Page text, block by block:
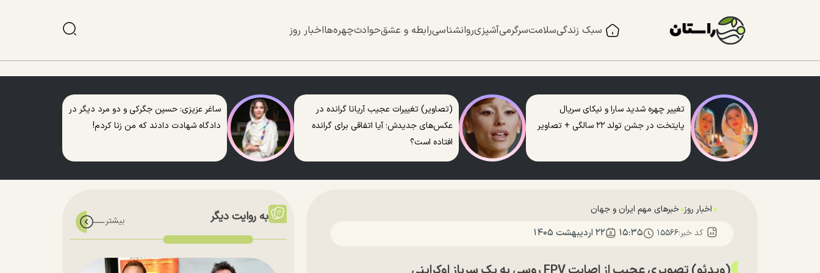
سبک زندگیسلامتسرگرمیآشپزیروانشناسیرابطه و عشقحوادثچهره‌هااخبار روز
تغییر چهره شدید سارا و نیکای سریال
پایتخت در جشن تولد ۲۲ سالگی + تصاویر
(تصاویر) تغییرات عجیب آریانا گرانده در
عکس‌های جدیدش؛ آیا اتفاقی برای گرانده
افتاده است؟
ساغر عزیزی: حسین جگرکی و دو مرد دیگر در
دادگاه شهادت دادند که من زنا کردم!
اخبار روز خبرهای مهم ایران و جهان
کد خبر:۱۵۵۶۶ ۱۵:۳۵ ۲۲ ارديبهشت ۱۴۰۵
به روایت دیگر